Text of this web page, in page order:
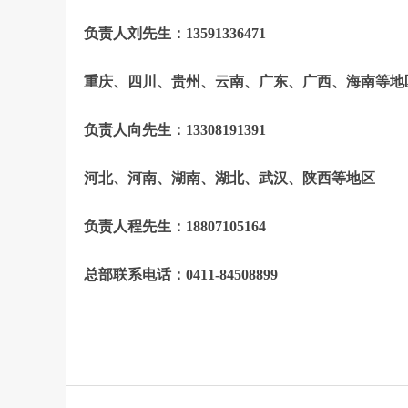
负责人刘先生：13591336471
重庆、四川、贵州、云南、广东、广西、海南等地
负责人向先生：13308191391
河北、 河南、湖南、湖北、武汉、陕西等地区
负责人程先生：18807105164
总部联系电话：0411-84508899